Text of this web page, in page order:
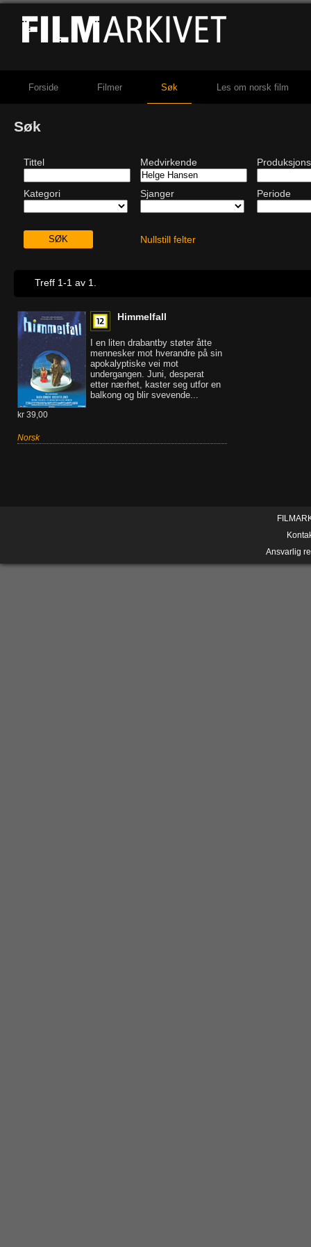
Forside Filmer Søk Les om norsk film
Søk
Tittel Medvirkende
Kategori Sjanger Periode
Nullstill felter
Treff 1-1 av 1.
Himmelfall
I en liten drabantby støter åtte
mennesker mot hverandre på sin
apokalyptiske vei mot
undergangen. Juni, desperat
etter nærhet, kaster seg utfor en
balkong og blir svevende...
kr 39,00
Norsk
Ansvarlig